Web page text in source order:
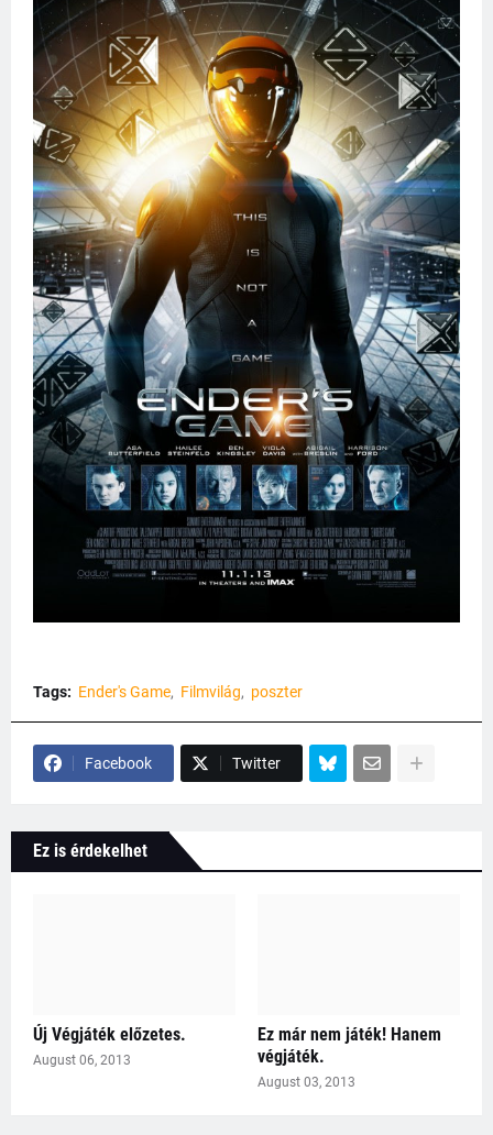
Tags: Ender's Game Filmvilág poszter
Facebook Twitter
Ez is érdekelhet
Új Végjáték előzetes.
August 06, 2013
Ez már nem játék! Hanem
végjáték.
August 03, 2013